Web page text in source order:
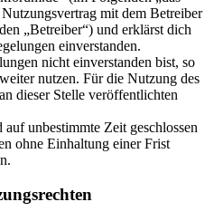
mit dem Betreiber
„Betreiber“) und erklärst dich
einverstanden.
nicht einverstanden bist, so
nutzen. Für die Nutzung des
dieser Stelle veröffentlichten
unbestimmte Zeit geschlossen
ohne Einhaltung einer Frist